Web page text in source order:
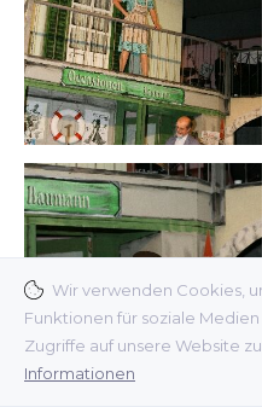
Wir verwenden Cookies,
Funktionen für soziale
Zugriffe auf unsere Website
Informationen